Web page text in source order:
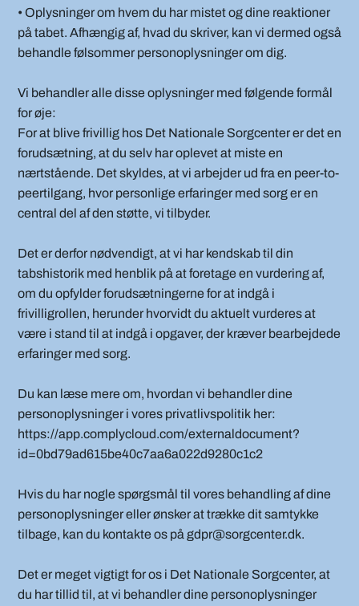
• Oplysninger om hvem du har mistet og dine reaktioner
på tabet. Afhængig af, hvad du skriver, kan vi dermed også
behandle følsommer personoplysninger om dig.
Vi behandler alle disse oplysninger med følgende formål
for øje:
For at blive frivillig hos Det Nationale Sorgcenter er det en
forudsætning, at du selv har oplevet at miste en
nærtstående. Det skyldes, at vi arbejder ud fra en peer-to-
peertilgang, hvor personlige erfaringer med sorg er en
central del af den støtte, vi tilbyder.
Det er derfor nødvendigt, at vi har kendskab til din
tabshistorik med henblik på at foretage en vurdering af,
om du opfylder forudsætningerne for at indgå i
frivilligrollen, herunder hvorvidt du aktuelt vurderes at
være i stand til at indgå i opgaver, der kræver bearbejdede
erfaringer med sorg.
Du kan læse mere om, hvordan vi behandler dine
personoplysninger i vores privatlivspolitik her:
https://app.complycloud.com/externaldocument?
id=0bd79ad615be40c7aa6a022d9280c1c2
Hvis du har nogle spørgsmål til vores behandling af dine
personoplysninger eller ønsker at trække dit samtykke
tilbage, kan du kontakte os på gdpr@sorgcenter.dk.
Det er meget vigtigt for os i Det Nationale Sorgcenter, at
du har tillid til, at vi behandler dine personoplysninger